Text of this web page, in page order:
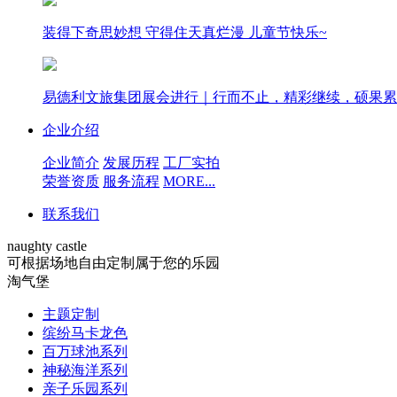
装得下奇思妙想 守得住天真烂漫 儿童节快乐~
易德利文旅集团展会进行｜行而不止，精彩继续，硕果
企业介绍
企业简介 发展历程 工厂实拍
荣誉资质 服务流程 MORE...
联系我们
naughty castle
可根据场地自由定制属于您的乐园
淘气堡
主题定制
缤纷马卡龙色
百万球池系列
神秘海洋系列
亲子乐园系列